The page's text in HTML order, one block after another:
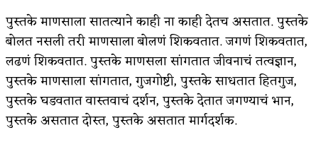
पुस्तके माणसाला सातत्याने काही ना काही देतच असतात. पुस्तके
बोलत नसली तरी माणसाला बोलणं शिकवतात. जगणं शिकवतात,
लढणं शिकवतात. पुस्तके माणसला सांगतात जीवनाचं तत्वज्ञान,
पुस्तके माणसाला सांगतात, गुजगोष्टी, पुस्तके साधतात हितगुज,
पुस्तके घडवतात वास्तवाचं दर्शन, पुस्तके देतात जगण्याचं भान,
पुस्तके असतात दोस्त, पुस्तके असतात मार्गदर्शक.